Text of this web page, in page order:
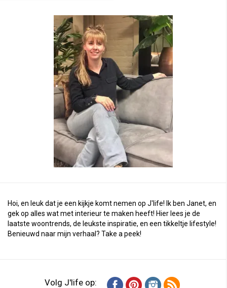
Hoi, en leuk dat je een kijkje komt nemen op J'life! Ik ben Janet, en
gek op alles wat met interieur te maken heeft! Hier lees je de
laatste woontrends, de leukste inspiratie, en een tikkeltje lifestyle!
Benieuwd naar mijn verhaal? Take a peek!
Volg J'life op: